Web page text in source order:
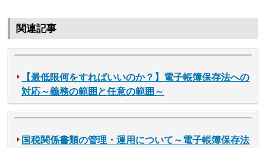
関連記事
【最低限何をすればいいのか？】電子帳簿保存法への
対応～義務の範囲と任意の範囲～
国税関係書類の管理・運用について～電子帳簿保存法